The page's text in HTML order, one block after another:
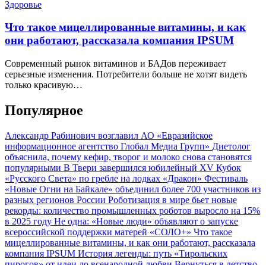
Здоровье
Что такое мицеллированные витамины, и как
они работают, рассказала компания IPSUM
Современный рынок витаминов и БАДов переживает
серьезные изменения. Потребители больше не хотят видеть
только красивую…
Популярное
Александр Рабинович возглавил АО «Евразийское
информационное агентство Глобал Медиа Групп» Диетолог
объяснила, почему кефир, творог и молоко снова становятся
популярными В Твери завершился юбилейный XV Кубок
«Русского Света» по гребле на лодках «Дракон» Фестиваль
«Новые Огни на Байкале» объединил более 700 участников из
разных регионов России Роботизация в мире бьет новые
рекорды: количество промышленных роботов выросло на 15%
в 2025 году Не одна: «Новые люди» объявляют о запуске
всероссийской поддержки матерей «СОЛО+» Что такое
мицеллированные витамины, и как они работают, рассказала
компания IPSUM История легенды: путь «Тирольских